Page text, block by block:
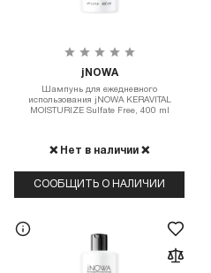
jNOWA
Шампунь для ежедневного
использования jNOWA KERAVITAL
MOISTURIZE Sulfate Free, 400 ml
❌ Нет в наличии ❌
СООБЩИТЬ О НАЛИЧИИ